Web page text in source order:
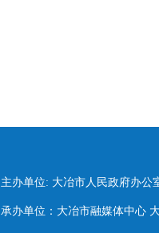
主办单位: 大冶市人民政府办公
承办单位：大冶市融媒体中心